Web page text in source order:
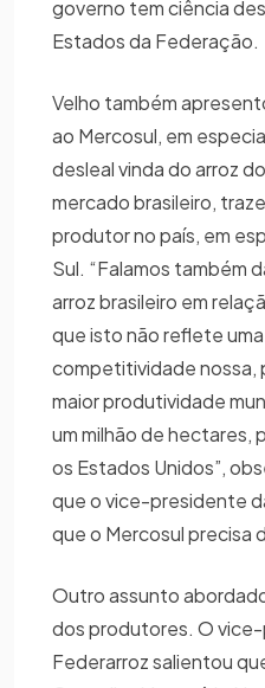
governo tem ciência
Estados da Federação.
Velho também
ao Mercosul, em
desleal vinda do arroz
mercado brasileiro,
produtor no país, em
Sul. “Falamos também
arroz brasileiro em
que isto não reflete
competitividade nossa,
maior produtividade
um milhão de hectares,
os Estados Unidos”,
que o vice-presidente
que o Mercosul precisa
Outro assunto
dos produtores. O
Federarroz salientou